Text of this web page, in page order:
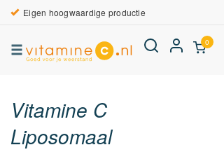
Eigen hoogwaardige productie
0
Vitamine C
Liposomaal